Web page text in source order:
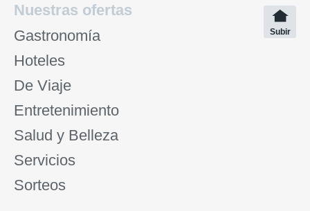
Nuestras ofertas
Gastronomía
Hoteles
De Viaje
Entretenimiento
Salud y Belleza
Servicios
Sorteos
Subir